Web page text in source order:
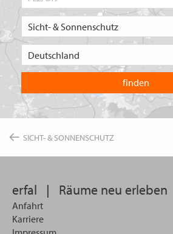
in
welchem
Land
Sie
suchen
SICHT- & SONNENSCHUTZ
erfal | Räume neu erleben
Anfahrt
Karriere